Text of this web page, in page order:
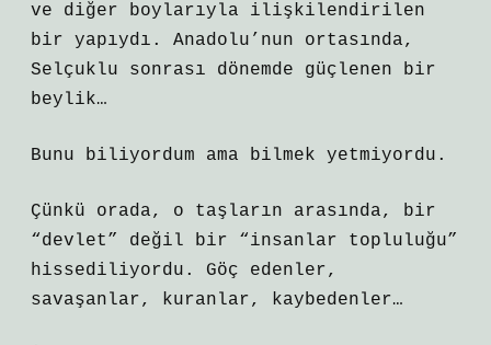
ve diğer boylarıyla ilişkilendirilen
bir yapıydı. Anadolu’nun ortasında,
Selçuklu sonrası dönemde güçlenen bir
beylik…
Bunu biliyordum ama bilmek yetmiyordu.
Çünkü orada, o taşların arasında, bir
“devlet” değil bir “insanlar topluluğu”
hissediliyordu. Göç edenler,
savaşanlar, kuranlar, kaybedenler…